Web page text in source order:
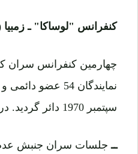
کنفرانس "لوساکا" ـ زمبیا (از 8 تا 10 سپتمبر
سپتمبر 1970 دائر گردید. دراین کنفرانس تصمیم گرفته شد تا:
جلسات سران جنبش عدم